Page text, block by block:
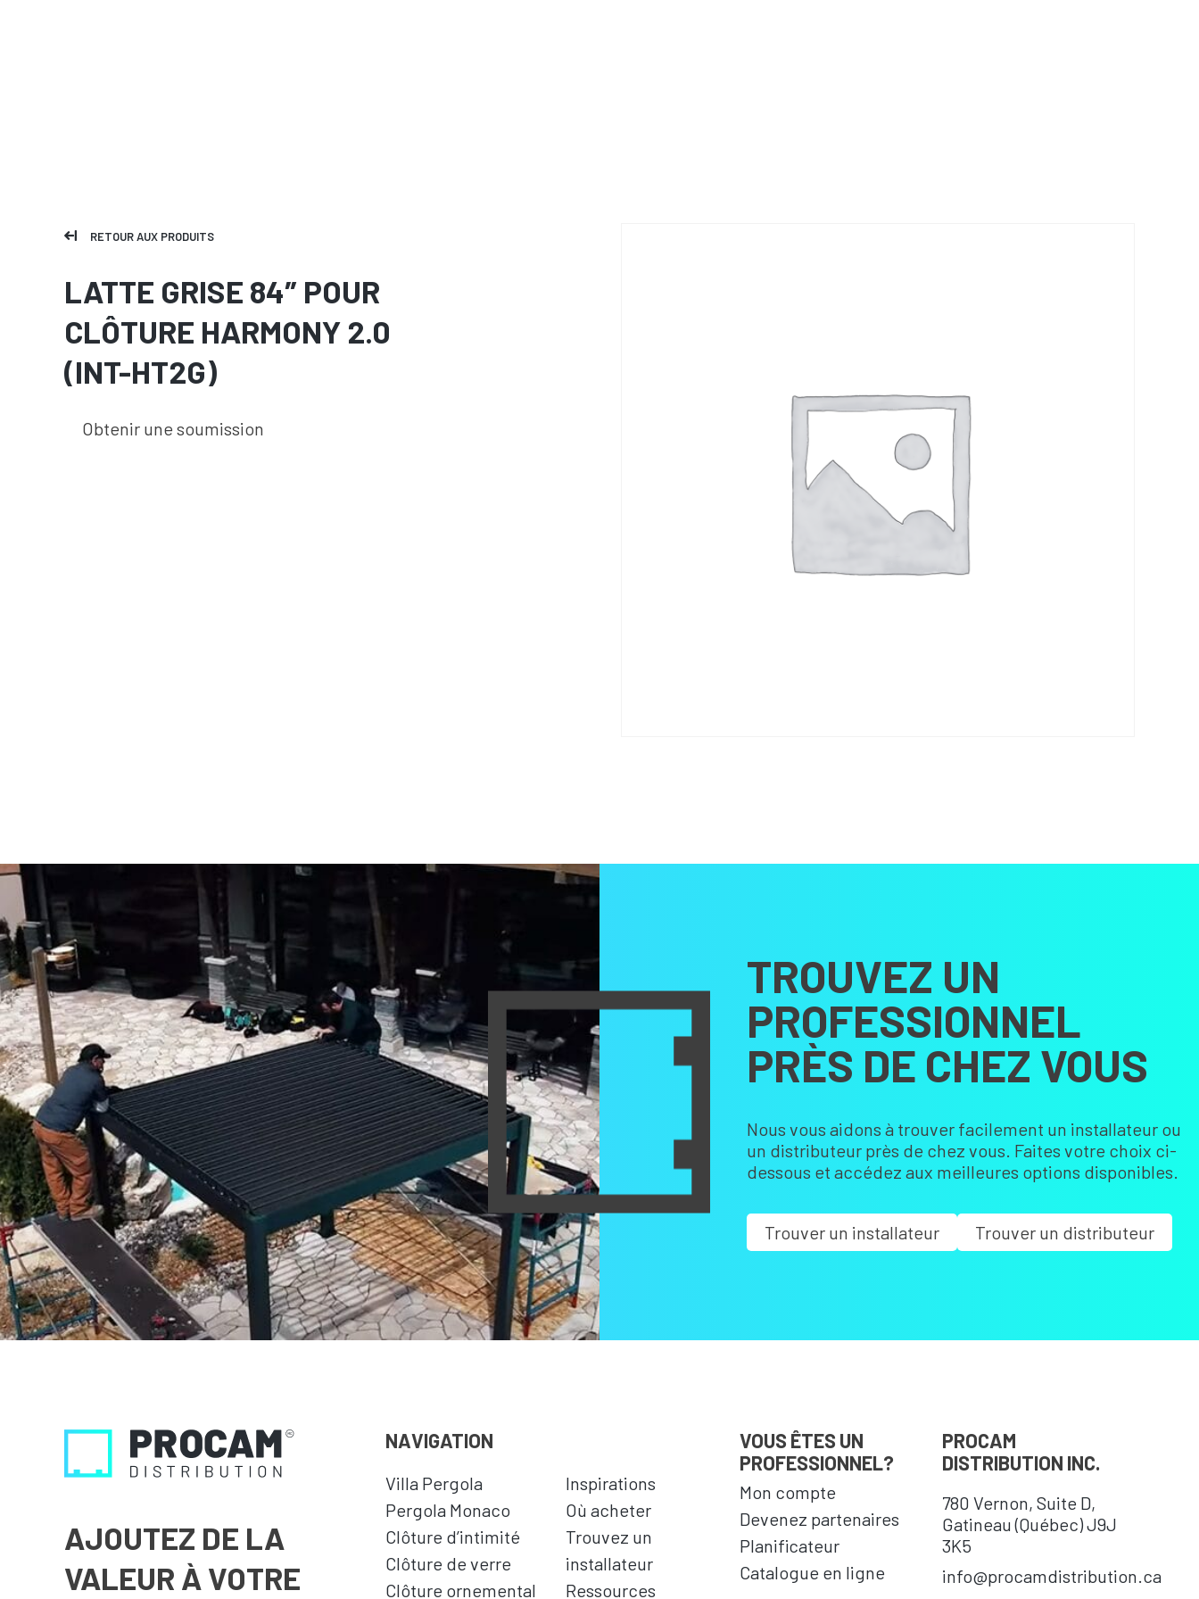
RETOUR AUX PRODUITS
LATTE GRISE 84″ POUR
CLÔTURE HARMONY 2.0
(INT-HT2G)
Obtenir une soumission
TROUVEZ UN
PROFESSIONNEL
PRÈS DE CHEZ VOUS
Nous vous aidons à trouver facilement un installateur ou
un distributeur près de chez vous. Faites votre choix ci-
dessous et accédez aux meilleures options disponibles.
Trouver un installateur Trouver un distributeur
AJOUTEZ DE LA
VALEUR À VOTRE
NAVIGATION
Villa Pergola
Pergola Monaco
Clôture d’intimité
Clôture de verre
Clôture ornemental
Inspirations
Où acheter
Trouvez un
installateur
Ressources
VOUS ÊTES UN
PROFESSIONNEL?
Mon compte
Devenez partenaires
Planificateur
Catalogue en ligne
PROCAM
DISTRIBUTION INC.
780 Vernon, Suite D,
Gatineau (Québec) J9J
3K5
info@procamdistribution.ca